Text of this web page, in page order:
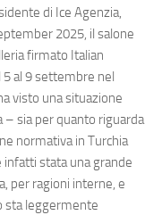
di Ice Agenzia,
2025, il salone
firmato Italian
al 9 settembre nel
visto una situazione
– sia per quanto riguarda
normativa in Turchia
infatti stata una grande
per ragioni interne, e
sta leggermente